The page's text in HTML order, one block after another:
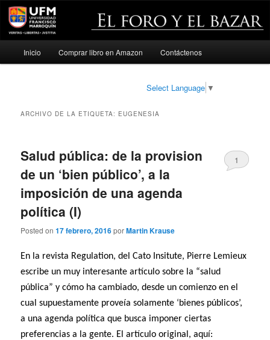
Ir
Ir
Inicio Comprar libro en Amazon Contáctenos
Select Language ▼
ARCHIVO DE LA ETIQUETA: EUGENESIA
Salud pública: de la provision
de un ‘bien público’, a la
imposición de una agenda
política (I)
Posted on17 febrero, 2016porMartin Krause
1
En la revista Regulation, del Cato Insitute, Pierre Lemieux
escribe un muy interesante artículo sobre la “salud
pública” y cómo ha cambiado, desde un comienzo en el
cual supuestamente proveía solamente ‘bienes públicos’,
a una agenda política que busca imponer ciertas
preferencias a la gente. El artículo original, aquí: